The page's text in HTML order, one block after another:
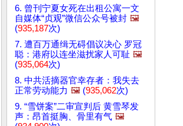
6. 曾刊宁夏女死在出租公寓一文
自媒体“贞观”微信公众号被封 🖼️
(935,187次)
7. 遭百万通缉无碍倡议决心 罗冠
聪：港府以连坐滋扰家人可耻 🖼️
(935,064次)
8. 中共活摘器官幸存者：我失去
正常劳动能力 🖼️ (935,062次)
9. “雪饼案”二审宣判后 黄雪琴发
声：昂首挺胸、骨里有气 🖼️